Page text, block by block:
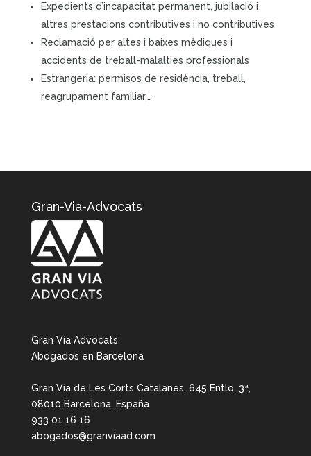
Expedients d’incapacitat permanent, jubilació i
altres prestacions contributives i no contributives
Reclamació per altes i baixes mèdiques i
accidents de treball-malalties professionals
Estrangeria: permisos de residència, treball,
reagrupament familiar,…
Gran-Via-Advocats
Gran Vía Advocats
Abogados en Barcelona
Gran Vía de Les Corts Catalanes, 645 Entlo. 3ª,
08010 Barcelona, España
933 01 16 16
abogados@granviaad.com